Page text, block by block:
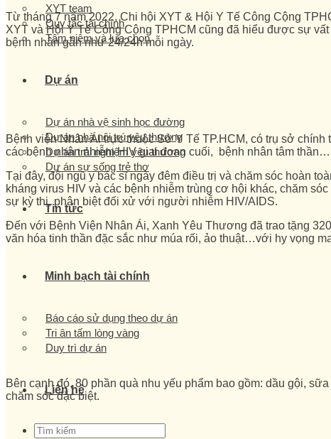
XYT team
Quy tắc tài chính
Tâm niệm và lựa chọn
Dự án
Dự án nhà vệ sinh học đường
Dự án nhà nội trú yêu thương
Dự án trải nghiệm yêu thương
Dự án sự sống trẻ thơ
Tin tức
Minh bạch tài chính
Báo cáo sử dụng theo dự án
Tri ân tấm lòng vàng
Duy trì dự án
Liên hệ
Từ tháng 7 năm 2022, Chi hội XYT & Hội Y Tế Công Cộng
XYT và Hội Y Tế Công Cộng TPHCM cũng đã hiểu được sự
bệnh nhân gần như 24/24h mỗi ngày.
Bệnh viện Nhân Ái trực thuộc Sở Y Tế TP.HCM, có trụ sở
các bệnh nhân nhiễm HIV giai đoạn cuối, bệnh nhân tâm thần…
Tại đây, đội ngũ y bác sĩ ngày đêm điều trị và chăm sóc hoàn
kháng virus HIV và các bệnh nhiễm trùng cơ hội khác, chăm
sự kỳ thị, phân biệt đối xử với người nhiễm HIV/AIDS.
Đến với Bệnh Viện Nhân Ái, Xanh Yêu Thương đã trao tặng
văn hóa tinh thần đặc sắc như múa rối, ảo thuật…với hy vọng
Bên cạnh đó, 80 phần quà nhu yếu phẩm bao gồm: dầu gội,
chăm sóc đặc biệt.